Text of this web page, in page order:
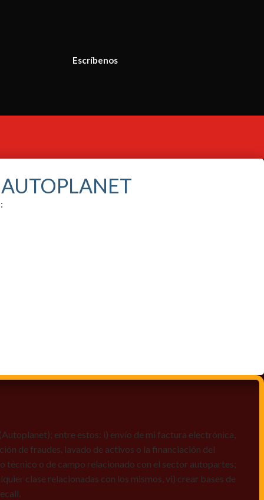
Escríbenos
entre estos: i) envío de mi factura electrónica,
de fraudes, lavado de activos o la financiación del
técnico o de campo relacionado con el sector autopartes;
clase relacionadas con los mismos, vi) crear bases de